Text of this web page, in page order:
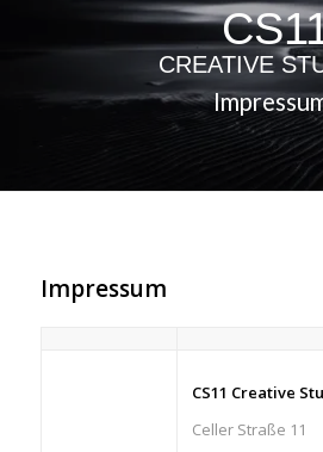
CREATIVE
Impressum
CS11 Creative
Celler Straße 11